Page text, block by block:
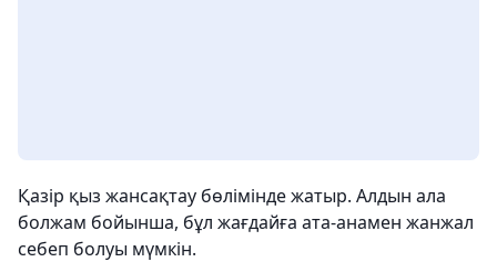
Қазір қыз жансақтау бөлімінде жатыр. Алдын ала
болжам бойынша, бұл жағдайға ата-анамен жанжал
себеп болуы мүмкін.